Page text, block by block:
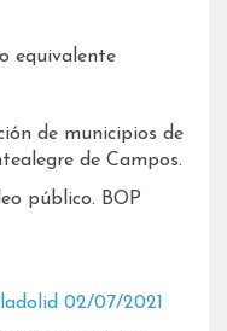
equivalente
de municipios de
de Campos.
público. BOP
02/07/2021